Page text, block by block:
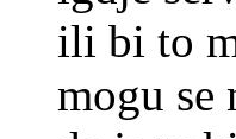
ili bi to
mogu se